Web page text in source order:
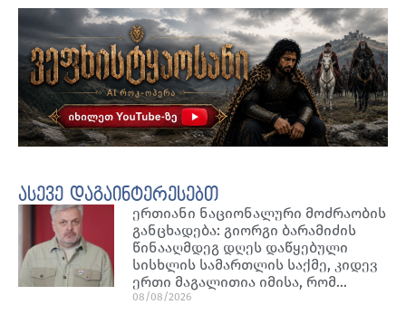
ასევე დაგაინტერესებთ
ერთიანი ნაციონალური მოძრაობის
განცხადება: გიორგი ბარამიძის
წინააღმდეგ დღეს დაწყებული
სისხლის სამართლის საქმე, კიდევ
ერთი მაგალითია იმისა, რომ…
08/08/2026